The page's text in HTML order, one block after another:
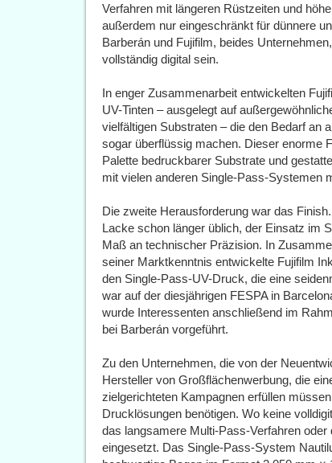
Verfahren mit längeren Rüstzeiten und
außerdem nur eingeschränkt für dünnere
Barberán und Fujifilm, beides
vollständig digital sein.
In enger Zusammenarbeit entwickelten
UV-Tinten – ausgelegt auf
vielfältigen Substraten – die den Bedarf an
sogar überflüssig machen. Dieser enorme
Palette bedruckbarer Substrate und
mit vielen anderen Single-Pass-Systemen
Die zweite Herausforderung war das
Lacke schon länger üblich, der Einsatz im
Maß an technischer Präzision. In
seiner Marktkenntnis entwickelte Fujifilm
den Single-Pass-UV-Druck, die eine
war auf der diesjährigen FESPA in
wurde Interessenten anschließend im
bei Barberán vorgeführt.
Zu den Unternehmen, die von der
Hersteller von Großflächenwerbung, die
zielgerichteten Kampagnen erfüllen
Drucklösungen benötigen. Wo keine
das langsamere Multi-Pass-Verfahren
eingesetzt. Das Single-Pass-System